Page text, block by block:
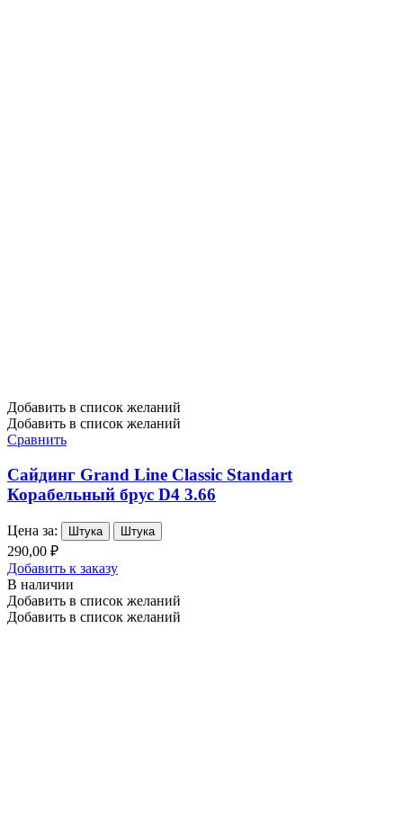
Добавить в список желаний
Добавить в список желаний
Сравнить
Сайдинг Grand Line Classic Standart
Корабельный брус D4 3.66
Цена за: Штука Штука
290,00 ₽
Добавить к заказу
В наличии
Добавить в список желаний
Добавить в список желаний